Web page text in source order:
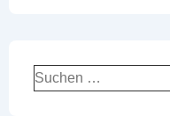
Suchen
nach: